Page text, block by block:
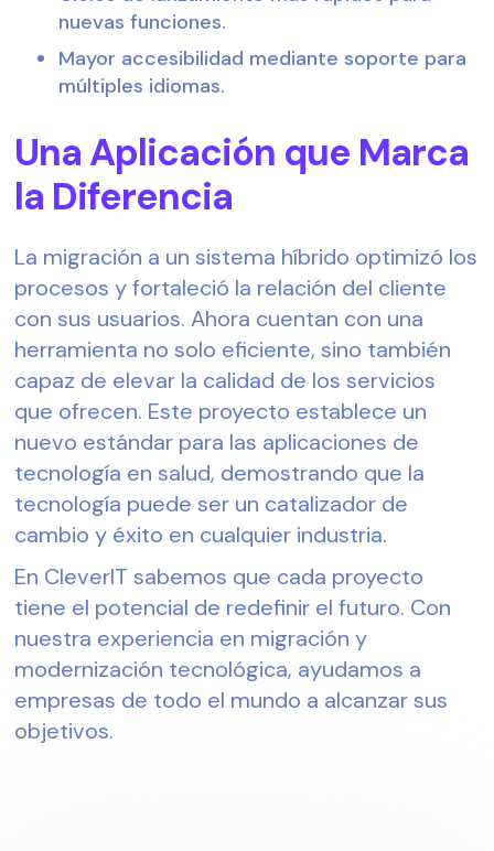
nuevas funciones.
Mayor accesibilidad mediante soporte para
múltiples idiomas.
Una Aplicación que Marca
la Diferencia
La migración a un sistema híbrido optimizó los
procesos y fortaleció la relación del cliente
con sus usuarios. Ahora cuentan con una
herramienta no solo eficiente, sino también
capaz de elevar la calidad de los servicios
que ofrecen. Este proyecto establece un
nuevo estándar para las aplicaciones de
tecnología en salud, demostrando que la
tecnología puede ser un catalizador de
cambio y éxito en cualquier industria.
En CleverIT sabemos que cada proyecto
tiene el potencial de redefinir el futuro. Con
nuestra experiencia en migración y
modernización tecnológica, ayudamos a
empresas de todo el mundo a alcanzar sus
objetivos.